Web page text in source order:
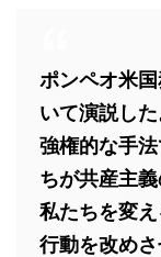
ポンペオ米
いて演説した
強権的な手
ちが共産主
私たちを変え
行動を改め